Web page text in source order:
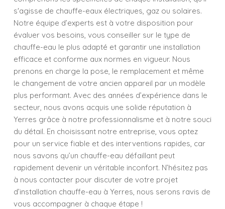
s'agisse de chauffe-eaux électriques, gaz ou solaires.
Notre équipe d’experts est à votre disposition pour
évaluer vos besoins, vous conseiller sur le type de
chauffe-eau le plus adapté et garantir une installation
efficace et conforme aux normes en vigueur. Nous
prenons en charge la pose, le remplacement et même
le changement de votre ancien appareil par un modèle
plus performant. Avec des années d’expérience dans le
secteur, nous avons acquis une solide réputation à
Yerres grâce à notre professionnalisme et à notre souci
du détail. En choisissant notre entreprise, vous optez
pour un service fiable et des interventions rapides, car
nous savons qu’un chauffe-eau défaillant peut
rapidement devenir un véritable inconfort. N’hésitez pas
à nous contacter pour discuter de votre projet
d’installation chauffe-eau à Yerres, nous serons ravis de
vous accompagner à chaque étape !